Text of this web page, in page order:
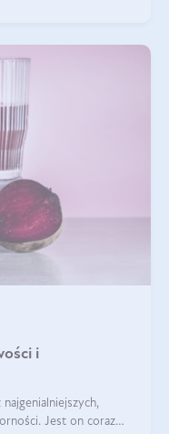
i
Jest on coraz